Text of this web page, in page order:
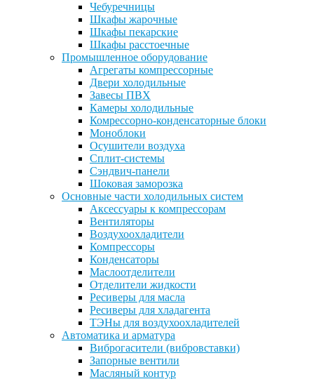
Чебуречницы
Шкафы жарочные
Шкафы пекарские
Шкафы расстоечные
Промышленное оборудование
Агрегаты компрессорные
Двери холодильные
Завесы ПВХ
Камеры холодильные
Комрессорно-конденсаторные блоки
Моноблоки
Осушители воздуха
Сплит-системы
Сэндвич-панели
Шоковая заморозка
Основные части холодильных систем
Аксессуары к компрессорам
Вентиляторы
Воздухоохладители
Компрессоры
Конденсаторы
Маслоотделители
Отделители жидкости
Ресиверы для масла
Ресиверы для хладагента
ТЭНы для воздухоохладителей
Автоматика и арматура
Виброгасители (вибровставки)
Запорные вентили
Масляный контур